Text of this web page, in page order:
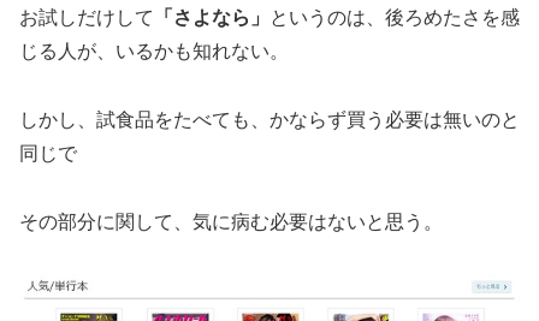
お試しだけして 「さよなら」
というのは、後ろめたさを感
じる人が、いるかも知れない。
しかし、試食品をたべても、かならず買う必要は無いのと
同じで
その部分に関して、気に病む必要はないと思う。